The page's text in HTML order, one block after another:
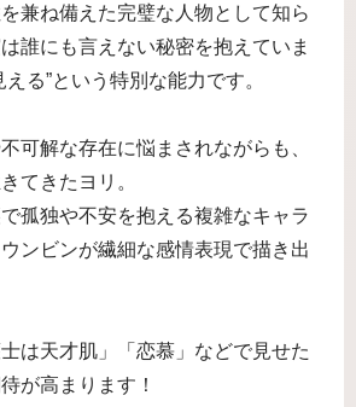
兼ね備えた完璧な人物として知ら
誰にも言えない秘密を抱えていま
る”という特別な能力です。
可解な存在に悩まされながらも、
てきたヨリ。
孤独や不安を抱える複雑なキャラ
ンビンが繊細な感情表現で描き出
士は天才肌」「恋慕」などで見せた
が高まります！